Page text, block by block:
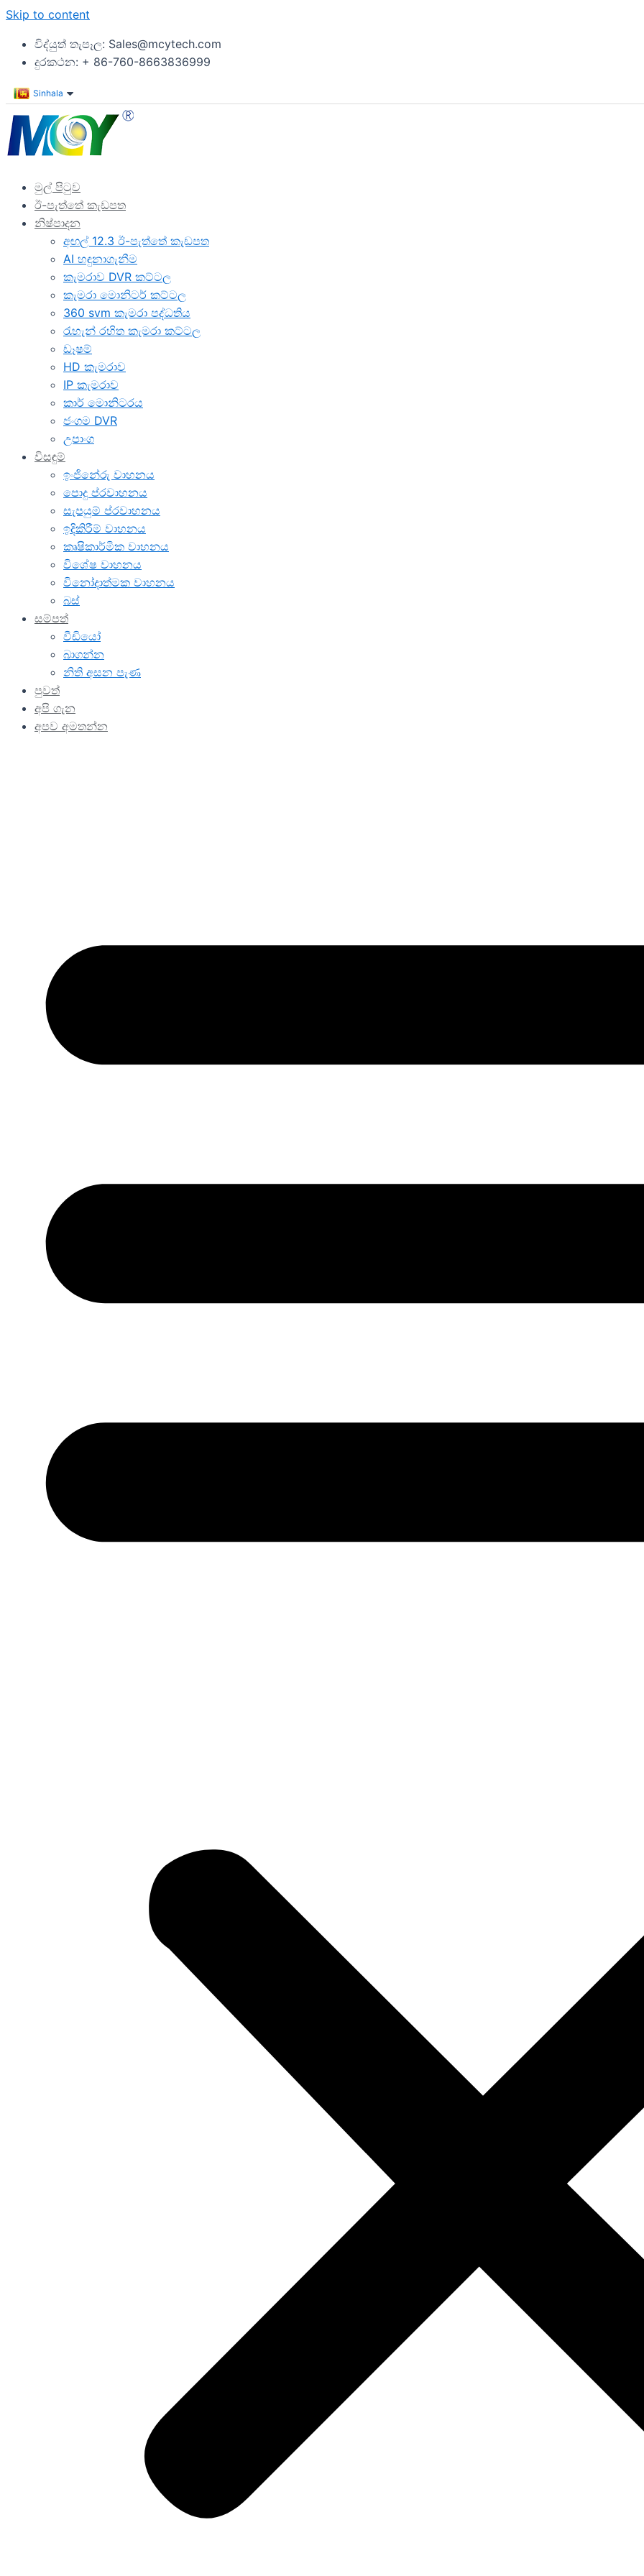
Skip to content
විද්යුත් තැපෑල: Sales@mcytech.com
දුරකථන: + 86-760-8663836999
Sinhala
මුල් පිටුව
ඊ-පැත්තේ කැඩපත
නිෂ්පාදන
අඟල් 12.3 ඊ-පැත්තේ කැඩපත
AI හඳුනාගැනීම
කැමරාව DVR කට්ටල
කැමරා මොනිටර් කට්ටල
360 svm කැමරා පද්ධතිය
රැහැන් රහිත කැමරා කට්ටල
ඩෑෂම්
HD කැමරාව
IP කැමරාව
කාර් මොනිටරය
ජංගම DVR
උපාංග
විසඳුම්
ඉංජිනේරු වාහනය
පොදු ප්රවාහනය
සැපයුම් ප්රවාහනය
ඉදිකිරීම් වාහනය
කෘෂිකාර්මික වාහනය
විශේෂ වාහනය
විනෝදාත්මක වාහනය
බස්
සම්පත්
වීඩියෝ
බාගන්න
නිති අසන පැණ
පුවත්
අපි ගැන
අපව අමතන්න